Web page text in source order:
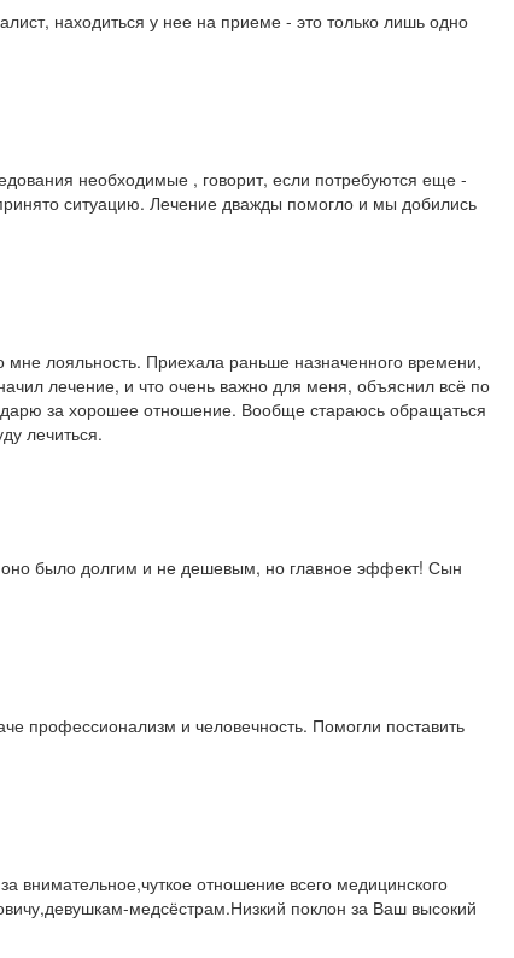
находиться у нее на приеме - это только лишь одно
необходимые , говорит, если потребуются еще -
ситуацию. Лечение дважды помогло и мы добились
мне лояльность. Приехала раньше назначенного времени,
лечение, и что очень важно для меня, объяснил всё по
за хорошее отношение. Вообще стараюсь обращаться
лечиться.
было долгим и не дешевым, но главное эффект! Сын
профессионализм и человечность. Помогли поставить
внимательное,чуткое отношение всего медицинского
медсёстрам.Низкий поклон за Ваш высокий